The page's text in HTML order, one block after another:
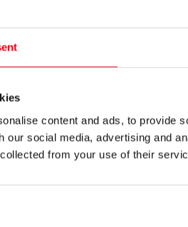
content and ads, to provide
our social media, advertising and
from your use of their